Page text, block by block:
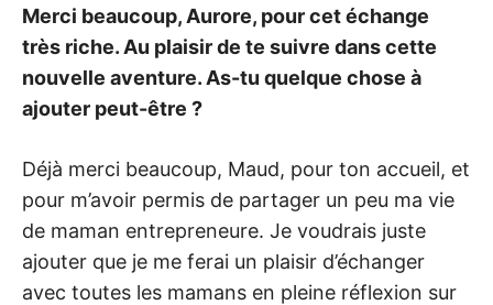
Merci beaucoup, Aurore, pour cet échange
très riche. Au plaisir de te suivre dans cette
nouvelle aventure. As-tu quelque chose à
ajouter peut-être ?
Déjà merci beaucoup, Maud, pour ton accueil, et
pour m’avoir permis de partager un peu ma vie
de maman entrepreneure. Je voudrais juste
ajouter que je me ferai un plaisir d’échanger
avec toutes les mamans en pleine réflexion sur